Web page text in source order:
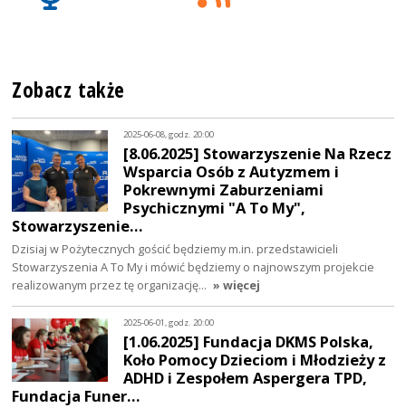
Zobacz także
2025-06-08, godz. 20:00
[8.06.2025] Stowarzyszenie Na Rzecz
Wsparcia Osób z Autyzmem i
Pokrewnymi Zaburzeniami
Psychicznymi "A To My",
Stowarzyszenie…
Dzisiaj w Pożytecznych gościć będziemy m.in. przedstawicieli
Stowarzyszenia A To My i mówić będziemy o najnowszym projekcie
realizowanym przez tę organizację… » więcej
2025-06-01, godz. 20:00
[1.06.2025] Fundacja DKMS Polska,
Koło Pomocy Dzieciom i Młodzieży z
ADHD i Zespołem Aspergera TPD,
Fundacja Funer…